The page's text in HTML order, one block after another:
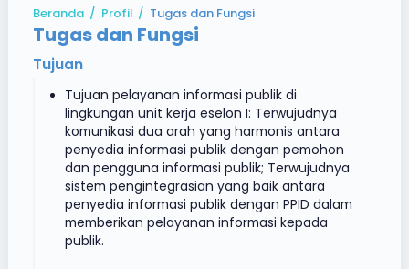
Beranda / Profil / Tugas dan Fungsi
Tugas dan Fungsi
Tujuan
Tujuan pelayanan informasi publik di
lingkungan unit kerja eselon I: Terwujudnya
komunikasi dua arah yang harmonis antara
penyedia informasi publik dengan pemohon
dan pengguna informasi publik; Terwujudnya
sistem pengintegrasian yang baik antara
penyedia informasi publik dengan PPID dalam
memberikan pelayanan informasi kepada
publik.